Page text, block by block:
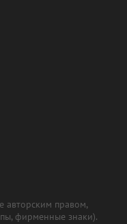
авторским правом,
фирменные знаки).